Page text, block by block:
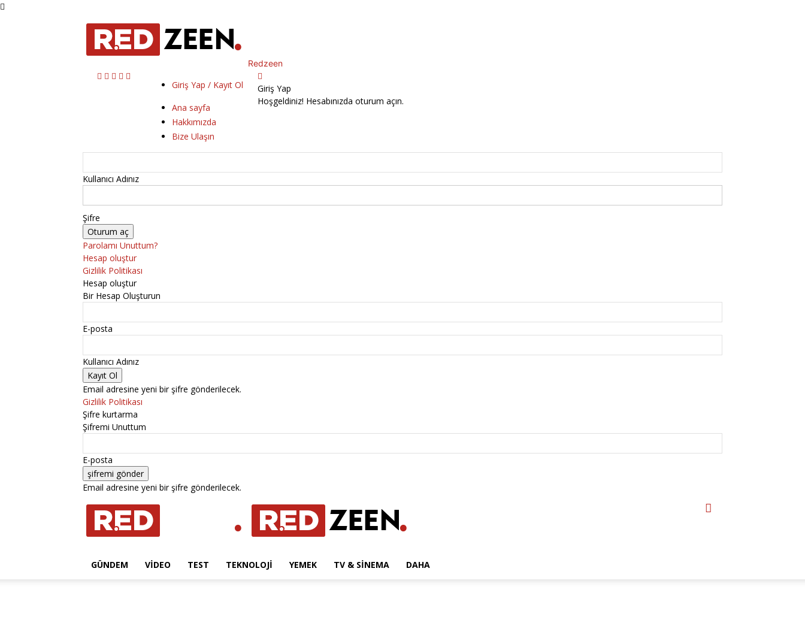
Redzeen
Giriş Yap / Kayıt Ol
Ana sayfa
Hakkımızda
Bize Ulaşın
Giriş Yap
Hoşgeldiniz! Hesabınızda oturum açın.
Kullanıcı Adınız
Şifre
Parolamı Unuttum?
Hesap oluştur
Gizlilik Politikası
Hesap oluştur
Bir Hesap Oluşturun
E-posta
Kullanıcı Adınız
Email adresine yeni bir şifre gönderilecek.
Gizlilik Politikası
Şifre kurtarma
Şifremi Unuttum
E-posta
Email adresine yeni bir şifre gönderilecek.
GÜNDEM VIDEO TEST TEKNOLOJI YEMEK TV & SINEMA DAHA